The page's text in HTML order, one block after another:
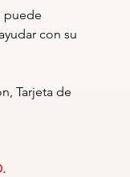
puede
con su
Tarjeta de